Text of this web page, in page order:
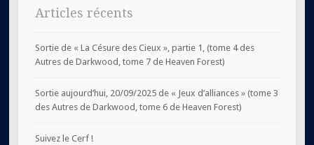
Articles récents
Sortie de « La Césure des Cieux », partie 1, (tome 4 des
Autres de Darkwood, tome 7 de Heaven Forest)
Sortie aujourd’hui, 20/09/2025 de « Jeux d’alliances » (tome 3
des Autres de Darkwood, tome 6 de Heaven Forest)
Suivez le Cerf !